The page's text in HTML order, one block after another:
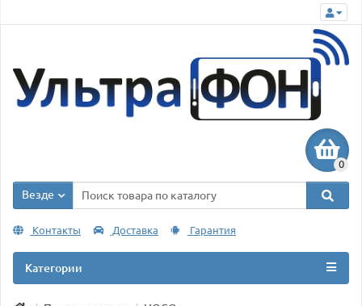
0
Везде
Контакты Доставка Гарантия
Категории